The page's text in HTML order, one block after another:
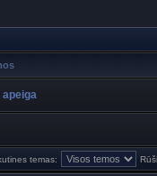
temas: